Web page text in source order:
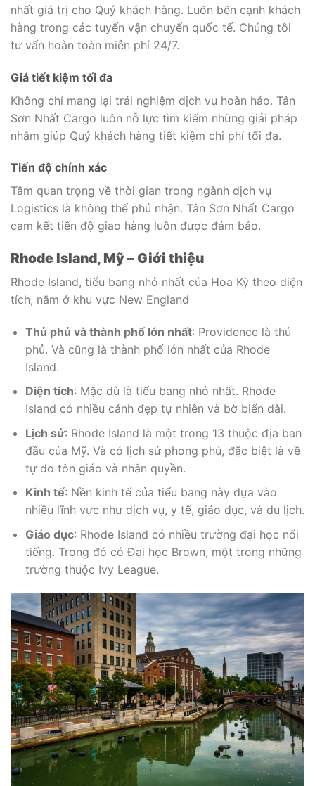
nhất giá trị cho Quý khách hàng. Luôn bên cạnh khách
hàng trong các tuyến vận chuyển quốc tế. Chúng tôi
tư vấn hoàn toàn miễn phí 24/7.
Giá tiết kiệm tối đa
Không chỉ mang lại trải nghiệm dịch vụ hoàn hảo. Tân
Sơn Nhất Cargo luôn nỗ lực tìm kiếm những giải pháp
nhằm giúp Quý khách hàng tiết kiệm chi phí tối đa.
Tiến độ chính xác
Tầm quan trọng về thời gian trong ngành dịch vụ
Logistics là không thể phủ nhận. Tân Sơn Nhất Cargo
cam kết tiến độ giao hàng luôn được đảm bảo.
Rhode Island, Mỹ – Giới thiệu
Rhode Island, tiểu bang nhỏ nhất của Hoa Kỳ theo diện
tích, nằm ở khu vực New England
Thủ phủ và thành phố lớn nhất: Providence là thủ
phủ. Và cũng là thành phố lớn nhất của Rhode
Island.
Diện tích: Mặc dù là tiểu bang nhỏ nhất. Rhode
Island có nhiều cảnh đẹp tự nhiên và bờ biển dài.
Lịch sử: Rhode Island là một trong 13 thuộc địa ban
đầu của Mỹ. Và có lịch sử phong phú, đặc biệt là về
tự do tôn giáo và nhân quyền.
Kinh tế: Nền kinh tế của tiểu bang này dựa vào
nhiều lĩnh vực như dịch vụ, y tế, giáo dục, và du lịch.
Giáo dục: Rhode Island có nhiều trường đại học nổi
tiếng. Trong đó có Đại học Brown, một trong những
trường thuộc Ivy League.